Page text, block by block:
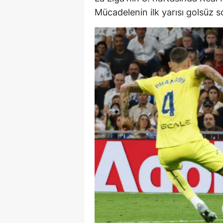
Mücadelenin ilk yarısı golsüz